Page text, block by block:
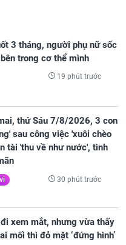
3 tháng, người phụ nữ sốc
trong cơ thể mình
19 phút trước
thứ Sáu 7/8/2026, 3 con
sau công việc 'xuôi chèo
tài 'thu về như nước', tình
30 phút trước
xem mắt, nhưng vừa thấy
mối thì đỏ mặt ‘đứng hình’